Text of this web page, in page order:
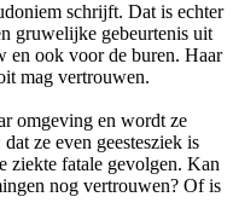
schrijft. Dat is echter
gruwelijke gebeurtenis uit
en ook voor de buren. Haar
mag vertrouwen.
omgeving en wordt ze
ze even geestesziek is
ziekte fatale gevolgen. Kan
nog vertrouwen? Of is